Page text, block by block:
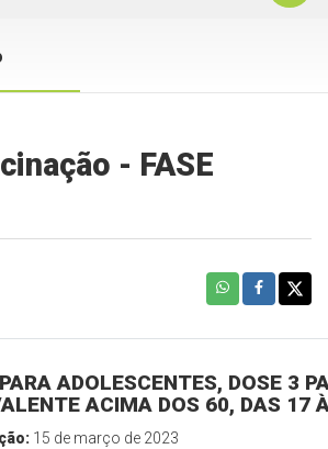
- FASE
ADOLESCENTES, DOSE 3
ACIMA DOS 60, DAS 17
15 de março de 2023